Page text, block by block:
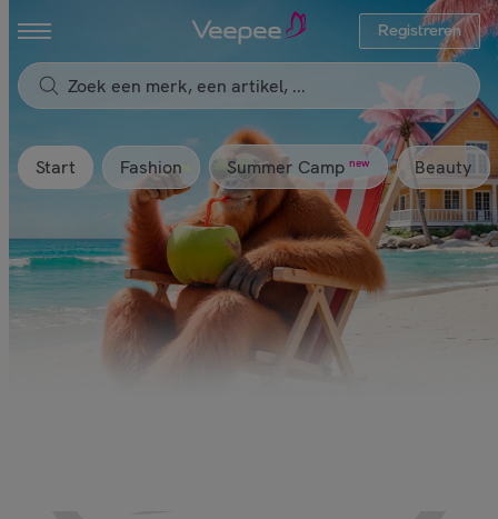
Registreren
Start Fashion Summer Camp new Beauty